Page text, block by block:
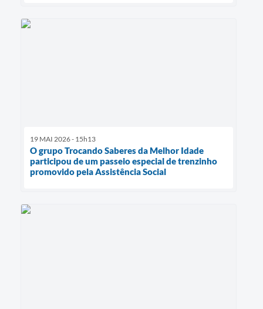
19 MAI 2026 - 15h13
O grupo Trocando Saberes da Melhor Idade
participou de um passeio especial de trenzinho
promovido pela Assistência Social